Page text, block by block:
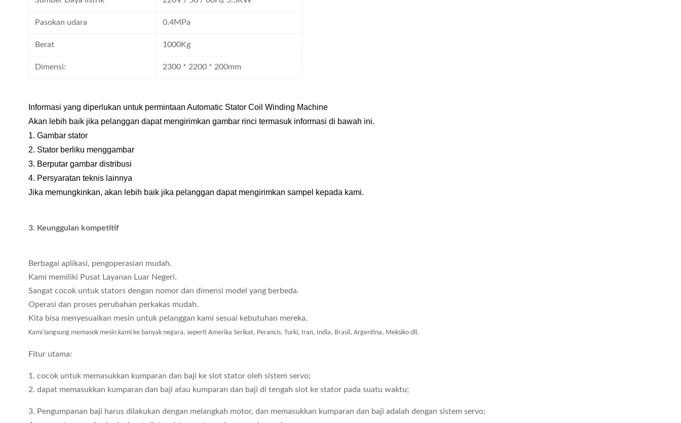
Pasokan udara 0.4MPa
Berat 1000Kg
Dimensi: 2300 * 2200 * 200mm
Informasi yang diperlukan untuk permintaan Automatic Stator Coil Winding Machine
Akan lebih baik jika pelanggan dapat mengirimkan gambar rinci termasuk informasi di bawah ini.
1. Gambar stator
2. Stator berliku menggambar
3. Berputar gambar distribusi
4. Persyaratan teknis lainnya
Jika memungkinkan, akan lebih baik jika pelanggan dapat mengirimkan sampel kepada kami.
3. Keunggulan kompetitif
Berbagai aplikasi, pengoperasian mudah.
Kami memiliki Pusat Layanan Luar Negeri.
Sangat cocok untuk stators dengan nomor dan dimensi model yang berbeda.
Operasi dan proses perubahan perkakas mudah.
Kita bisa menyesuaikan mesin untuk pelanggan kami sesuai kebutuhan mereka.
Kami langsung memasok mesin kami ke banyak negara, seperti Amerika Serikat, Perancis, Turki, Iran, India, Brasil, Argentina, Meksiko dll.
Fitur utama:
1. cocok untuk memasukkan kumparan dan baji ke slot stator oleh sistem servo;
2. dapat memasukkan kumparan dan baji atau kumparan dan baji di tengah slot ke stator pada suatu waktu;
3. Pengumpanan baji harus dilakukan dengan melangkah motor, dan memasukkan kumparan dan baji adalah dengan sistem servo;